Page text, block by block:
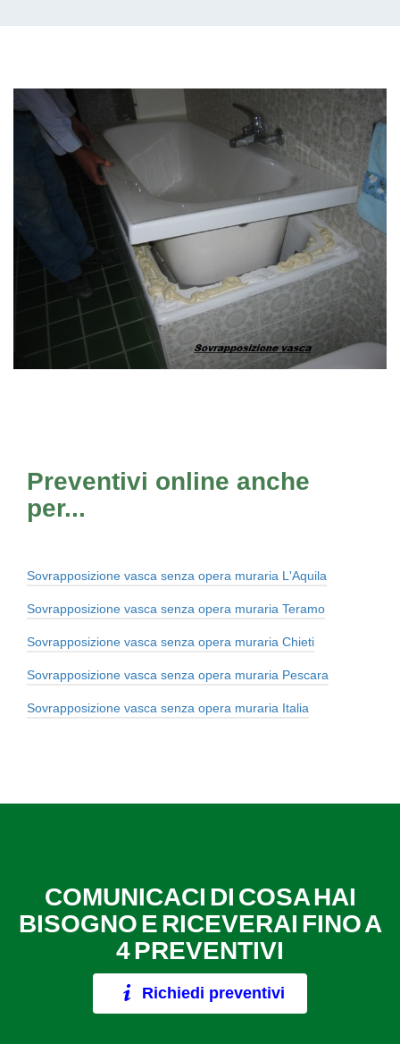
Preventivi online anche
per...
Sovrapposizione vasca senza opera muraria L'Aquila
Sovrapposizione vasca senza opera muraria Teramo
Sovrapposizione vasca senza opera muraria Chieti
Sovrapposizione vasca senza opera muraria Pescara
Sovrapposizione vasca senza opera muraria Italia
COMUNICACI DI COSA HAI
BISOGNO E RICEVERAI FINO A
4 PREVENTIVI
Richiedi preventivi